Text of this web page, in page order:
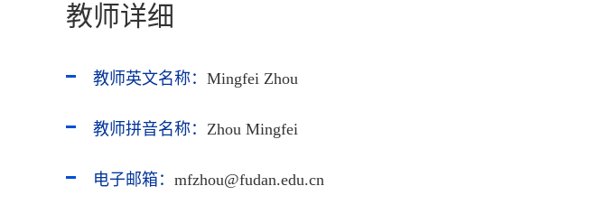
教师详细
教师英文名称： Mingfei Zhou
教师拼音名称： Zhou Mingfei
电子邮箱： mfzhou@fudan.edu.cn